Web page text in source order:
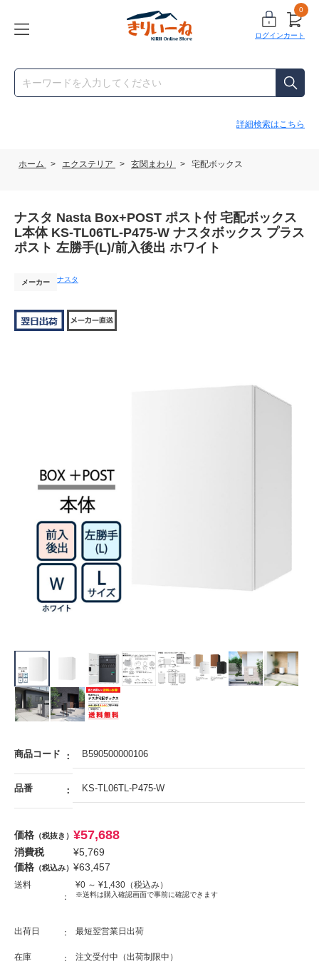
ログイン
0
カート
詳細検索はこちら
ホーム > エクステリア > 玄関まわり > 宅配ボックス
ナスタ Nasta Box+POST ポスト付 宅配ボックス
L本体 KS-TL06TL-P475-W ナスタボックス プラス
ポスト 左勝手(L)/前入後出 ホワイト
メーカー ナスタ
商品コード B590500000106
品番 KS-TL06TL-P475-W
価格 （税抜き） ¥57,688
消費税 ¥5,769
価格 （税込み） ¥63,457
送料 ¥0 ～ ¥1,430 （税込み）
※送料は購入確認画面で事前に確認できます
出荷日 最短翌営業日出荷
在庫 注文受付中（出荷制限中）